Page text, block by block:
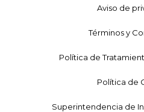
Aviso de
Términos y
Política de
Política de
Superintendencia de